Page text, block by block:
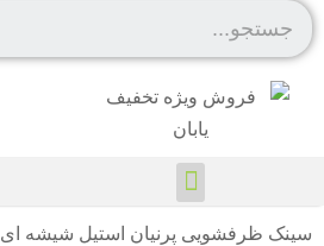
سینک ظرفشویی پرنیان استیل شیشه ای